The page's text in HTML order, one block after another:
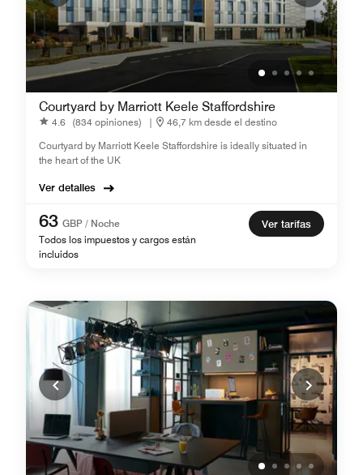
Courtyard by Marriott Keele Staffordshire
4.6 (834 opiniones) |
46,7 km desde el destino
Courtyard by Marriott Keele Staffordshire is ideally situated in
the heart of the UK
Ver detalles
63 GBP / Noche
Todos los impuestos y cargos están
incluidos
Ver tarifas